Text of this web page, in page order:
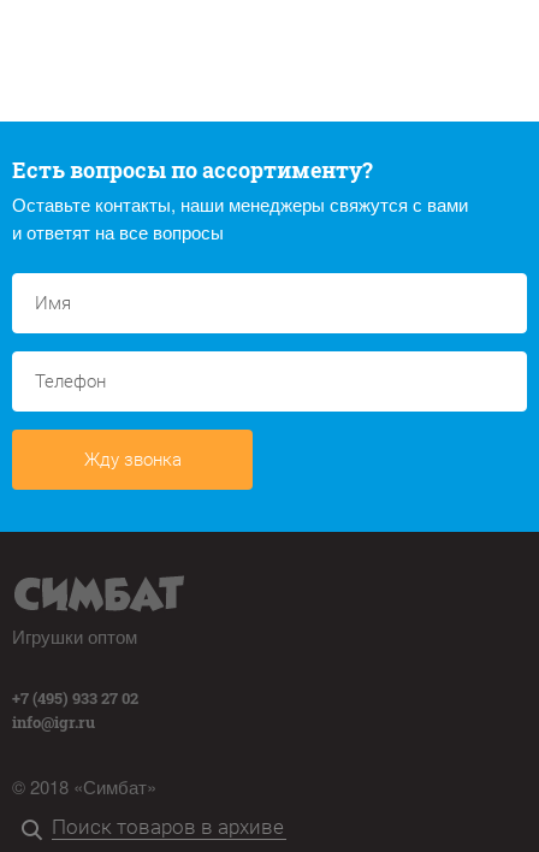
Есть вопросы по ассортименту?
Оставьте контакты, наши менеджеры свяжутся с вами
и ответят на все вопросы
Жду звонка
Игрушки оптом
+7 (495) 933 27 02
info@igr.ru
© 2018 «Симбат»